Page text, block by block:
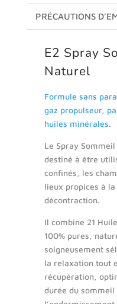
PRÉCAUTIONS
E2 Spray
Naturel
Formule sans
gaz propulseur,
huiles minérales.
Le Spray
destiné à être
confinés, les
lieux propices à
décontraction.
Il combine 21
100% pures,
soigneusement
la relaxation tout
récupération,
durée du